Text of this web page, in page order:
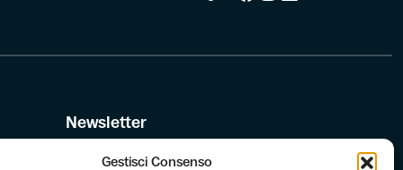
Gestisci Consenso
Newsletter